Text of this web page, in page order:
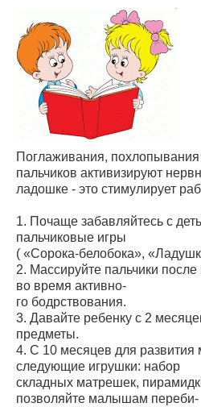
Поглаживания,
пальчиков активизируют
ладошке - это стимулирует
1. Почаще забавляйтесь с
пальчиковые игры
( «Сорока-белобока»,
2. Массируйте пальчики
во время активно-
го бодрствования.
3. Давайте ребенку с 2
предметы.
4. С 10 месяцев для развития
следующие игрушки: набор
складных матрешек,
позволяйте малышам переби-